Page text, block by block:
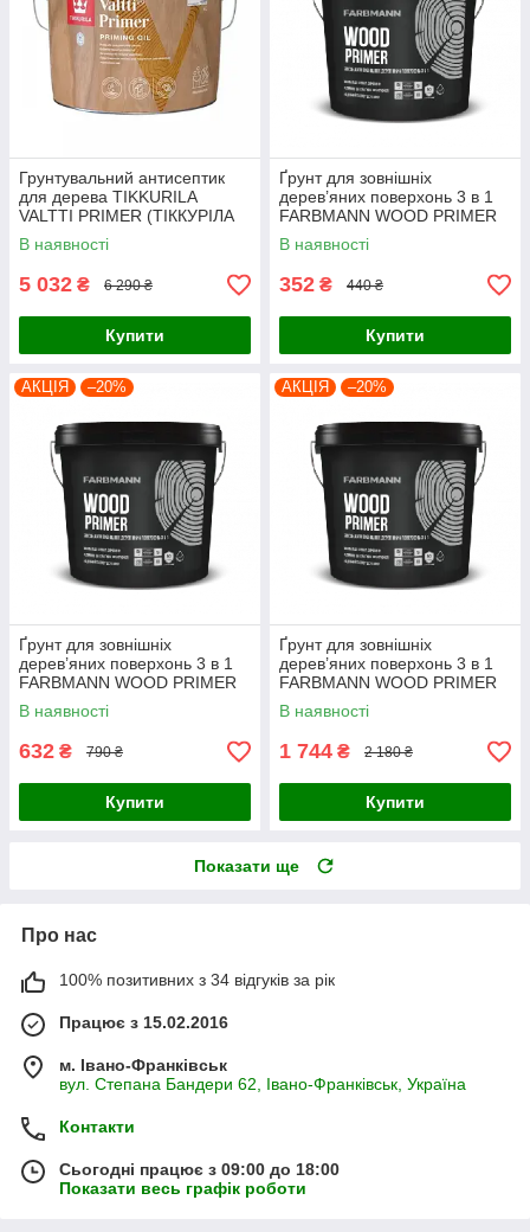
Грунтувальний антисептик
для дерева TIKKURILA
VALTTI PRIMER (ТІККУРІЛА
ВАЛТТІ ПРАЙМЕР) 9л
В наявності
5 032 ₴ 6 290 ₴
Купити
Ґрунт для зовнішніх
дерев’яних поверхонь 3 в 1
FARBMANN WOOD PRIMER
(ФАРБМЕН ВУД ПРАЙМЕР)
0.9л
В наявності
352 ₴ 440 ₴
Купити
АКЦІЯ –20%
Ґрунт для зовнішніх
дерев’яних поверхонь 3 в 1
FARBMANN WOOD PRIMER
(ФАРБМЕН ВУД ПРАЙМЕР)
2.7л
В наявності
632 ₴ 790 ₴
Купити
АКЦІЯ –20%
Ґрунт для зовнішніх
дерев’яних поверхонь 3 в 1
FARBMANN WOOD PRIMER
(ФАРБМЕН ВУД ПРАЙМЕР)
9л
В наявності
1 744 ₴ 2 180 ₴
Купити
Показати ще
Про нас
100% позитивних з 34 відгуків за рік
Працює з 15.02.2016
м. Івано-Франківськ
вул. Степана Бандери 62, Івано-Франківськ, Україна
Контакти
Сьогодні працює з 09:00 до 18:00
Показати весь графік роботи